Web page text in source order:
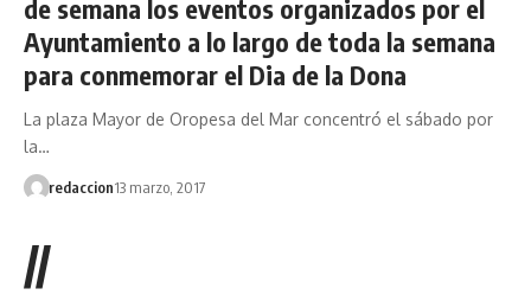
de semana los eventos organizados por el
Ayuntamiento a lo largo de toda la semana
para conmemorar el Dia de la Dona
La plaza Mayor de Oropesa del Mar concentró el sábado por
la…
redaccion13 marzo, 2017
//